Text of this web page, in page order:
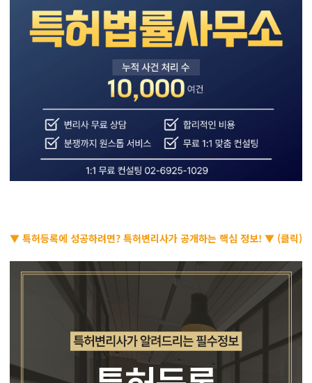
▼ 특허등록에 성공하려면? 특허변리사가 공개하는 핵심 정보! ▼ (클릭)